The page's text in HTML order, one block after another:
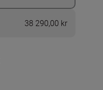
38 290,00 kr